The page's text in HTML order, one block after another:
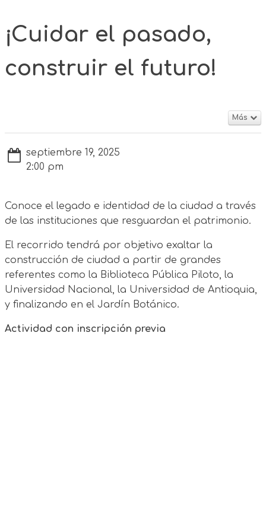
¡Cuidar el pasado,
construir el futuro!
Más
septiembre 19, 2025
2:00 pm
Conoce el legado e identidad de la ciudad a través
de las instituciones que resguardan el patrimonio.
El recorrido tendrá por objetivo exaltar la
construcción de ciudad a partir de grandes
referentes como la Biblioteca Pública Piloto, la
Universidad Nacional, la Universidad de Antioquia,
y finalizando en el Jardín Botánico.
Actividad con inscripción previa